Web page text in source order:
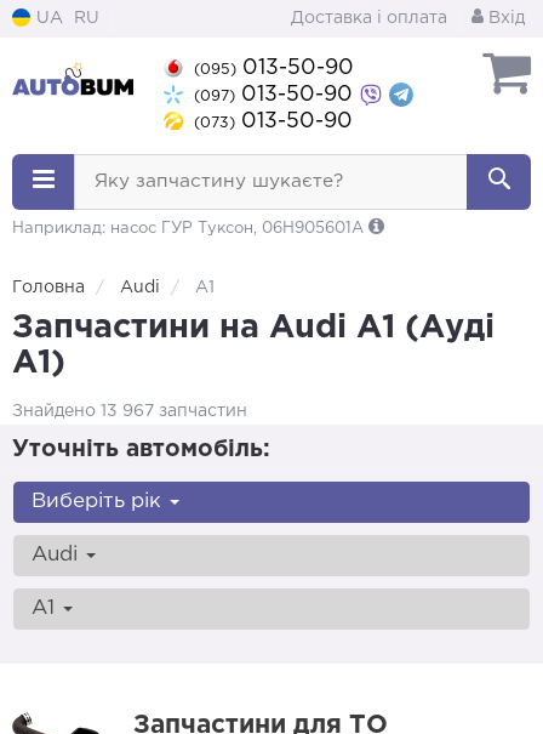
UA RU Доставка і оплата Вхід
(095) 013-50-90
(097) 013-50-90
(073) 013-50-90
Яку запчастину шукаєте?
Наприклад: насос ГУР Туксон, 06H905601A
Головна Audi A1
Запчастини на Audi A1 (Ауді
А1)
Знайдено 13 967 запчастин
Уточніть автомобіль:
Виберіть рік
Audi
A1
Запчастини для ТО